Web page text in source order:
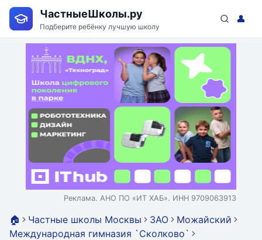
ЧастныеШколы.ру
Подберите ребёнку лучшую школу
👤
Реклама. АНО ПО «ИТ ХАБ». ИНН 9709063913
🏠 Частные школы Москвы ЗАО
Можайский
Международная гимназия `Сколково`